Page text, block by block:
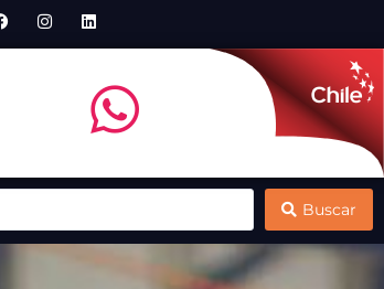
de crecimiento
Se inicia programa para potenciar la
Buscar